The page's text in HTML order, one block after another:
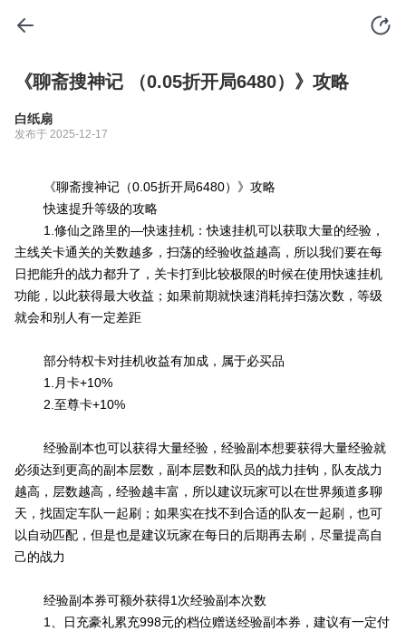
《聊斋搜神记 （0.05折开局6480）》攻略
白纸扇
发布于 2025-12-17
《聊斋搜神记（0.05折开局6480）》攻略
快速提升等级的攻略
1.修仙之路里的—快速挂机：快速挂机可以获取大量的经验，
主线关卡通关的关数越多，扫荡的经验收益越高，所以我们要在每
日把能升的战力都升了，关卡打到比较极限的时候在使用快速挂机
功能，以此获得最大收益；如果前期就快速消耗掉扫荡次数，等级
就会和别人有一定差距
部分特权卡对挂机收益有加成，属于必买品
1.月卡+10%
2.至尊卡+10%
经验副本也可以获得大量经验，经验副本想要获得大量经验就
必须达到更高的副本层数，副本层数和队员的战力挂钩，队友战力
越高，层数越高，经验越丰富，所以建议玩家可以在世界频道多聊
天，找固定车队一起刷；如果实在找不到合适的队友一起刷，也可
以自动匹配，但是也是建议玩家在每日的后期再去刷，尽量提高自
己的战力
经验副本券可额外获得1次经验副本次数
1、日充豪礼累充998元的档位赠送经验副本券，建议有一定付